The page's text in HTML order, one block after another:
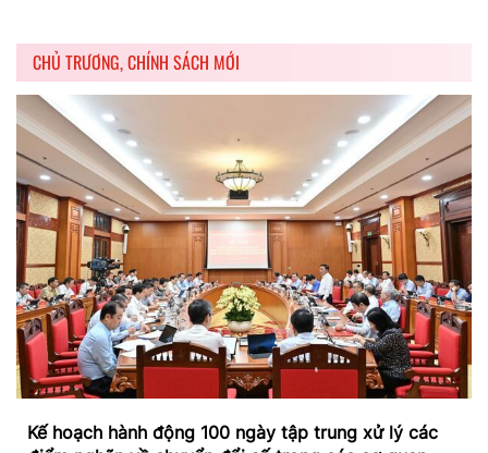
CHỦ TRƯƠNG, CHÍNH SÁCH MỚI
Kế hoạch hành động 100 ngày tập trung xử lý các